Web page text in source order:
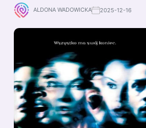
ALDONA WADOWICKA 2025-12-16